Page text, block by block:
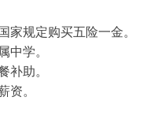
家规定购买五险一金。
中学。
补助。
资。